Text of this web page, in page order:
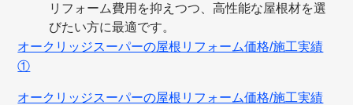
リフォーム費用を抑えつつ、高性能な屋根材を選
びたい方に最適です。
オークリッジスーパーの屋根リフォーム価格/施工実績
①
オークリッジスーパーの屋根リフォーム価格/施工実績